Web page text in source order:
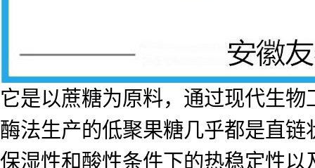
它是以蔗糖为原料，通过现代生
酶法生产的低聚果糖几乎都是直
保湿性和酸性条件下的热稳定性